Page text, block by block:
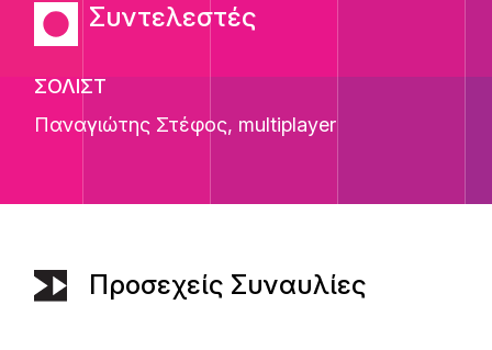
Συντελεστές
ΣΟΛΙΣΤ
Παναγιώτης Στέφος, multiplayer
Προσεχείς Συναυλίες